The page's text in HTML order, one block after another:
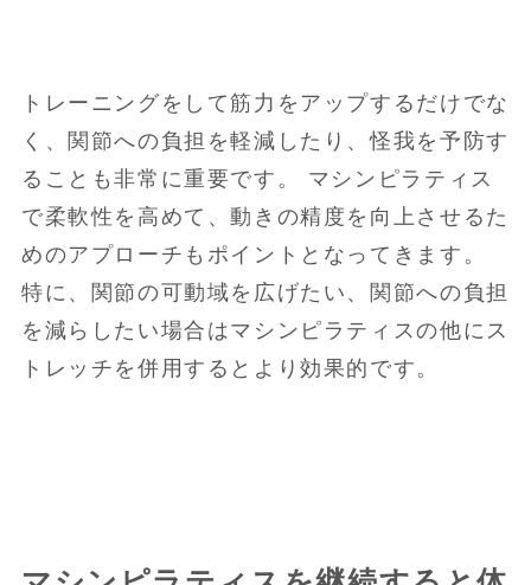
トレーニングをして筋力をアップするだけでな
く、関節への負担を軽減したり、怪我を予防す
ることも非常に重要です。 マシンピラティス
で柔軟性を高めて、動きの精度を向上させるた
めのアプローチもポイントとなってきます。
特に、関節の可動域を広げたい、関節への負担
を減らしたい場合はマシンピラティスの他にス
トレッチを併用するとより効果的です。